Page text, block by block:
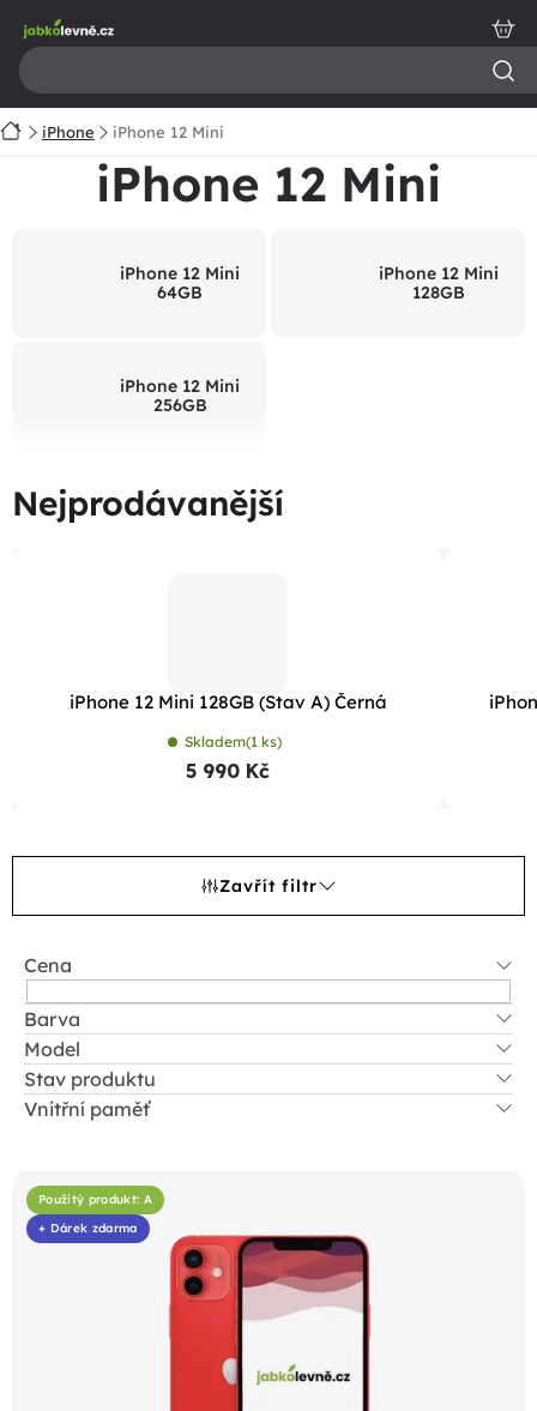
obsah
DomůiPhone iPhone 12 Mini
iPhone 12 Mini
iPhone 12 Mini
64GB
iPhone 12 Mini
128GB
iPhone 12 Mini
256GB
Nejprodávanější
iPhone 12 Mini 128GB (Stav A) Černá
Skladem(1 ks)
5 990 Kč
Zavřít filtr
Cena
Barva
Model
Stav produktu
Vnitřní paměť
ý
p
Použitý produkt: A
+ Dárek zdarma